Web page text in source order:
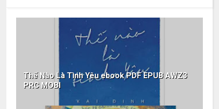
Thế Nào Là Tình Yêu ebook PDF EPUB AWZ3
PRC MOBI